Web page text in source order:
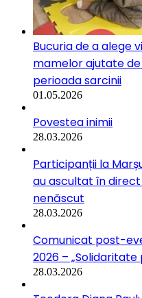
Bucuria de a alege
mamelor ajutate
perioada sarcinii
01.05.2026
Povestea inimii
28.03.2026
Participanții la
au ascultat în
nenăscut
28.03.2026
Comunicat post-
2026 –
28.03.2026